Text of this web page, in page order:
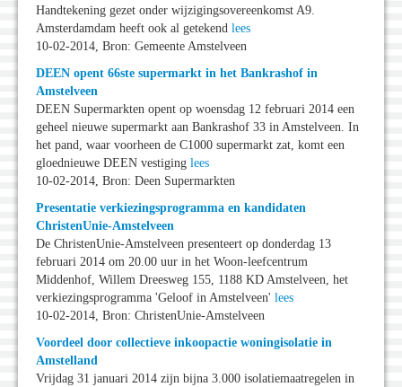
Handtekening gezet onder wijzigingsovereenkomst A9.
Amsterdamdam heeft ook al getekend lees
10-02-2014, Bron: Gemeente Amstelveen
DEEN opent 66ste supermarkt in het Bankrashof in
Amstelveen
DEEN Supermarkten opent op woensdag 12 februari 2014 een
geheel nieuwe supermarkt aan Bankrashof 33 in Amstelveen. In
het pand, waar voorheen de C1000 supermarkt zat, komt een
gloednieuwe DEEN vestiging lees
10-02-2014, Bron: Deen Supermarkten
Presentatie verkiezingsprogramma en kandidaten
ChristenUnie-Amstelveen
De ChristenUnie-Amstelveen presenteert op donderdag 13
februari 2014 om 20.00 uur in het Woon-leefcentrum
Middenhof, Willem Dreesweg 155, 1188 KD Amstelveen, het
verkiezingsprogramma 'Geloof in Amstelveen' lees
10-02-2014, Bron: ChristenUnie-Amstelveen
Voordeel door collectieve inkoopactie woningisolatie in
Amstelland
Vrijdag 31 januari 2014 zijn bijna 3.000 isolatiemaatregelen in